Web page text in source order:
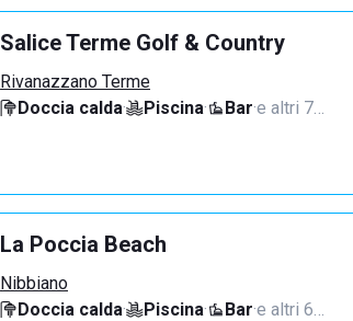
Salice Terme Golf & Country
Rivanazzano Terme
Doccia calda· Piscina· Bar·e altri 7…
La Poccia Beach
Nibbiano
Doccia calda· Piscina· Bar·e altri 6…